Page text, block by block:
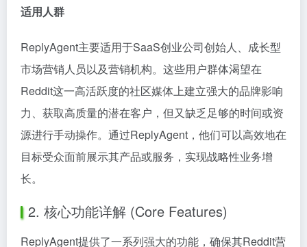
适用人群
ReplyAgent主要适用于SaaS创业公司创始人、成长型
市场营销人员以及营销机构。这些用户群体渴望在
Reddit这一高活跃度的社区媒体上建立强大的品牌影响
力、获取高质量的潜在客户，但又缺乏足够的时间或资
源进行手动操作。通过ReplyAgent，他们可以高效地在
目标受众面前展示其产品或服务，实现战略性业务增
长。
2. 核心功能详解 (Core Features)
ReplyAgent提供了一系列强大的功能，确保其Reddit营